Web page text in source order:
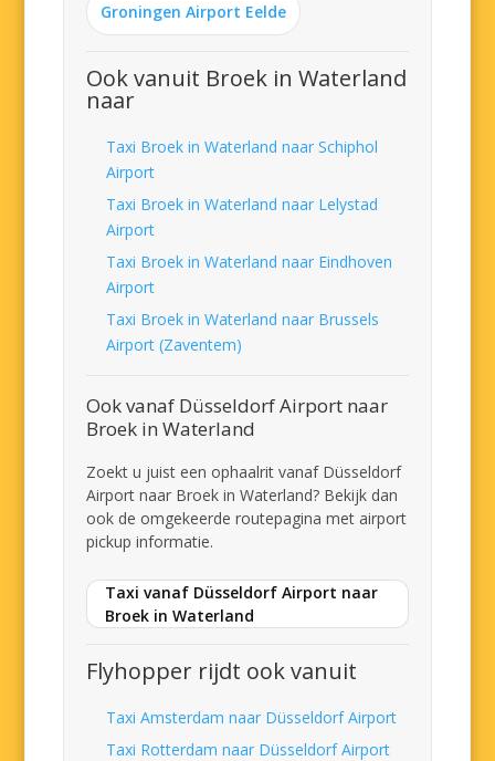
Groningen Airport Eelde
Ook vanuit Broek in Waterland
naar
Taxi Broek in Waterland naar Schiphol
Airport
Taxi Broek in Waterland naar Lelystad
Airport
Taxi Broek in Waterland naar Eindhoven
Airport
Taxi Broek in Waterland naar Brussels
Airport (Zaventem)
Ook vanaf Düsseldorf Airport naar
Broek in Waterland
Zoekt u juist een ophaalrit vanaf Düsseldorf
Airport naar Broek in Waterland? Bekijk dan
ook de omgekeerde routepagina met airport
pickup informatie.
Taxi vanaf Düsseldorf Airport naar
Broek in Waterland
Flyhopper rijdt ook vanuit
Taxi Amsterdam naar Düsseldorf Airport
Taxi Rotterdam naar Düsseldorf Airport